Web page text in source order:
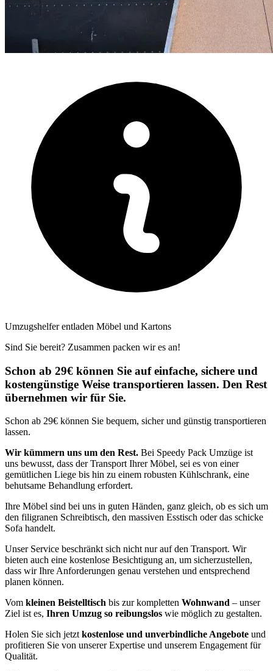
Umzugshelfer entladen Möbel und Kartons
Sind Sie bereit? Zusammen packen wir es an!
Schon ab 29€ können Sie auf einfache, sichere und
kostengünstige Weise transportieren lassen. Den Rest
übernehmen wir für Sie.
Schon ab 29€ können Sie bequem, sicher und günstig transportieren
lassen.
Wir kümmern uns um den Rest. Bei Speedy Pack Umzüge ist
uns bewusst, dass der Transport Ihrer Möbel, sei es von einer
gemütlichen Liege bis hin zu einem robusten Kühlschrank, eine
behutsame Behandlung erfordert.
Ihre Möbel sind bei uns in guten Händen, ganz gleich, ob es sich um
den filigranen Schreibtisch, den massiven Esstisch oder das schicke
Sofa handelt.
Unser Service beschränkt sich nicht nur auf den Transport. Wir
bieten auch eine kostenlose Besichtigung an, um sicherzustellen,
dass wir Ihre Anforderungen genau verstehen und entsprechend
planen können.
Vom kleinen Beistelltisch bis zur kompletten Wohnwand – unser
Ziel ist es, Ihren Umzug so reibungslos wie möglich zu gestalten.
Holen Sie sich jetzt kostenlose und unverbindliche Angebote und
profitieren Sie von unserer Expertise und unserem Engagement für
Qualität.